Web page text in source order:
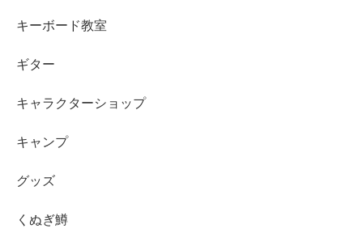
キーボード教室
ギター
キャラクターショップ
キャンプ
グッズ
くぬぎ鱒